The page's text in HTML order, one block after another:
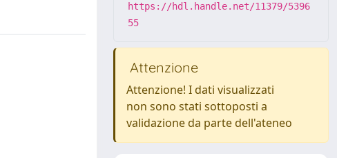
https://hdl.handle.net/11379/5396
55
Attenzione
Attenzione! I dati visualizzati
non sono stati sottoposti a
validazione da parte dell'ateneo